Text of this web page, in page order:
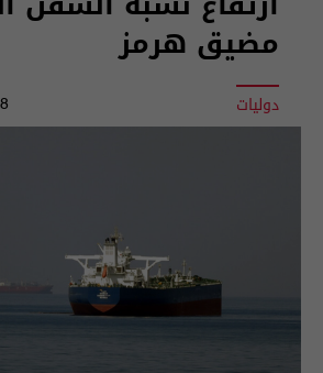
مضيق هرمز
دوليات